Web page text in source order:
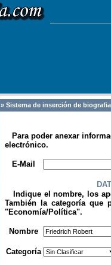
» Sistema de inserción de
Para poder anexar
electrónico.
E-Mail
Indique el nombre, los
También la categoría que
"Economía/Política".
Nombre
Categoría